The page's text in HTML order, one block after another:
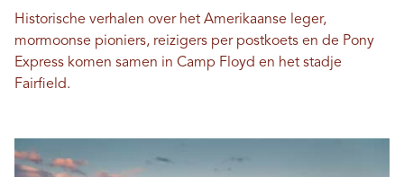
Historische verhalen over het Amerikaanse leger,
mormoonse pioniers, reizigers per postkoets en de Pony
Express komen samen in Camp Floyd en het stadje
Fairfield.